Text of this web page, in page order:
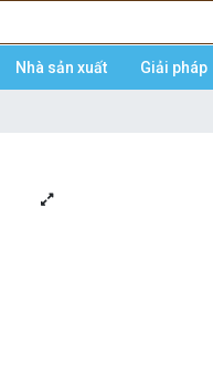
Nhà sản xuất Giải pháp